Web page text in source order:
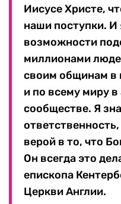
Иисусе Христе,
наши поступки. И
возможности
миллионами
своим общинам в
и по всему миру в
сообществе. Я
верой в то, что
Он всегда это
епископа
Церкви Англии.